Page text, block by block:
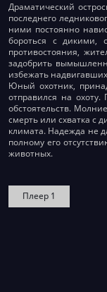
Драматический
последнего
ними постоянно
бороться с дикими,
противостояния,
задобрить
избежать
Юный охотник,
отправился на
обстоятельств.
смерть или схватка с
климата. Надежда не
полному его
животных.
Плеер 1